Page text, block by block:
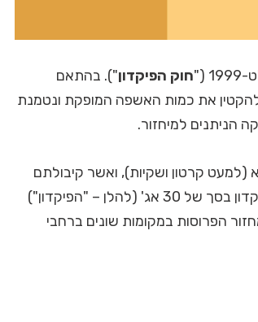
חוק הפיקדון"). בהתאם
את כמות האשפה המופקת ונטמנת
הניתנים למיחזור.
קרטון ושקיות), ואשר קיבולתם
היא בין 0.1 ליטר ל-1.5 ליטר (לא כולל) ישולם במועד הרכישה פיקדון בסך של 30 אג' (להלן – "הפיקדון")
הפרוסות במקומות שונים ברחבי